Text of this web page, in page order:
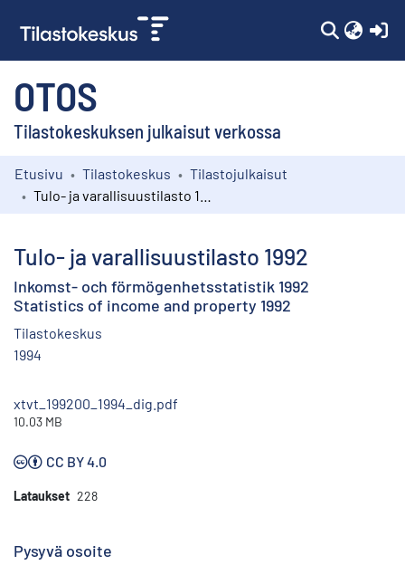
OTOS
Tilastokeskuksen julkaisut verkossa
Kokoelmat
Etusivu Tilastokeskus
Tilastojulkaisut
Tulo- ja varallisuustilasto 1992
Inkomst- och förmögenhetsstatistik 1992
Statistics of income and property 1992
Tilastokeskus
1994
xtvt_199200_1994_dig.pdf
10.03 MB
CC BY 4.0
Lataukset 228
Pysyvä osoite